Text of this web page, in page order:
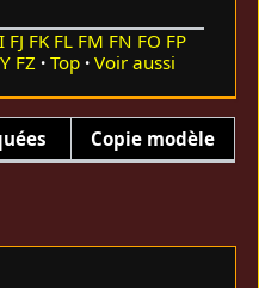
FJ FK FL FM FN FO FP
FZ Top Voir aussi
Copie modèle